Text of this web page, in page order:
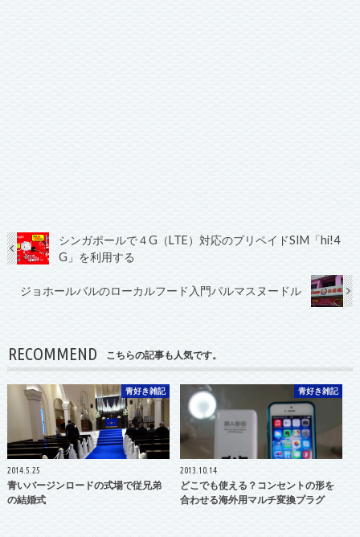
シンガポールで４G（LTE）対応のプリペイドSIM「hi!4
G」を利用する
ジョホールバルのローカルフード入門パルマスヌードル
RECOMMEND こちらの記事も人気です。
青好き雑記
2014.5.25
青いバージンロードの式場で従兄弟
の結婚式
青好き雑記
2013.10.14
どこでも使える？コンセントの形を
合わせる海外用マルチ変換プラグ